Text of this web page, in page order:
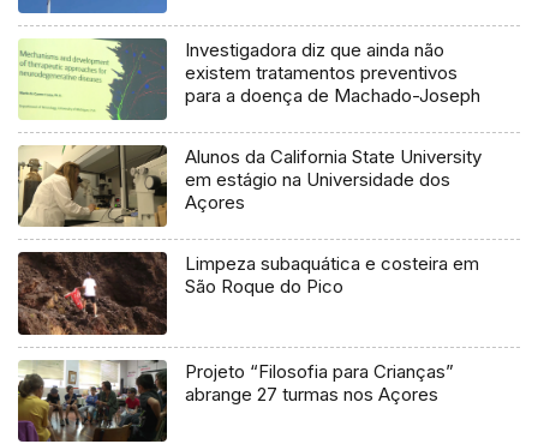
Investigadora diz que ainda não
existem tratamentos preventivos
para a doença de Machado-Joseph
Alunos da California State University
em estágio na Universidade dos
Açores
Limpeza subaquática e costeira em
São Roque do Pico
Projeto “Filosofia para Crianças”
abrange 27 turmas nos Açores